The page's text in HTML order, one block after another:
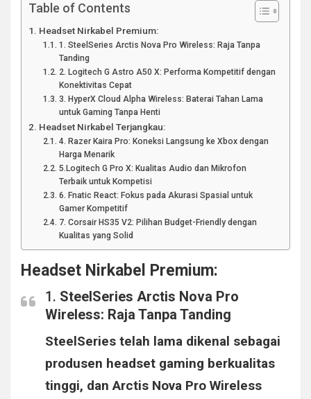
Table of Contents
Headset Nirkabel Premium:
1. SteelSeries Arctis Nova Pro Wireless: Raja Tanpa
Tanding
2. Logitech G Astro A50 X: Performa Kompetitif dengan
Konektivitas Cepat
3. HyperX Cloud Alpha Wireless: Baterai Tahan Lama
untuk Gaming Tanpa Henti
Headset Nirkabel Terjangkau:
4. Razer Kaira Pro: Koneksi Langsung ke Xbox dengan
Harga Menarik
5.Logitech G Pro X: Kualitas Audio dan Mikrofon
Terbaik untuk Kompetisi
6. Fnatic React: Fokus pada Akurasi Spasial untuk
Gamer Kompetitif
7. Corsair HS35 V2: Pilihan Budget-Friendly dengan
Kualitas yang Solid
Headset Nirkabel Premium:
1. SteelSeries Arctis Nova Pro
Wireless: Raja Tanpa Tanding
SteelSeries telah lama dikenal sebagai
produsen headset gaming berkualitas
tinggi, dan Arctis Nova Pro Wireless